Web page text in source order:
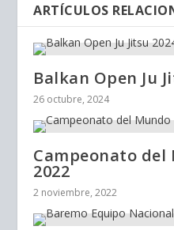
ARTÍCULOS
Balkan Open Ju
26 octubre, 2024
Campeonato del
2022
2 noviembre, 2022